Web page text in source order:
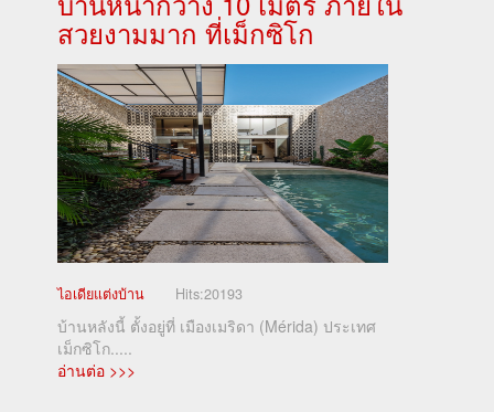
สวยงามมาก ที่เม็กซิโก
ไอเดียแต่งบ้าน Hits:20193
บ้านหลังนี้ ตั้งอยู่ที่ เมืองเมริดา (Mérida) ประเทศ
เม็กซิโก.....
อ่านต่อ >>>